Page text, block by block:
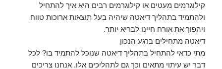
קילוגרמים מעטים או קילוגרמים רבים היא איך להתחיל
ולהתמיד בתהליך דיאטה שיהיה בעל תוצאות ארוכות טווח
ויהפוך את אורח חיינו לבריא יותר.
דיאטה מתחילים ברגע הנכון
מתי כדאי להתחיל בתהליך דיאטה שנוכל להתמיד בו? לכל
דבר יש עיתוי מתאים וכך גם לתהליכים אלו. אנחנו צריכים